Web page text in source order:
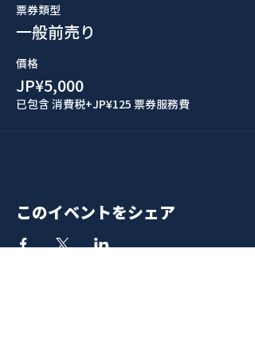
票券類型
一般前売り
價格
JP¥5,000
已包含 消費税+JP¥125 票券服務費
このイベントをシェア